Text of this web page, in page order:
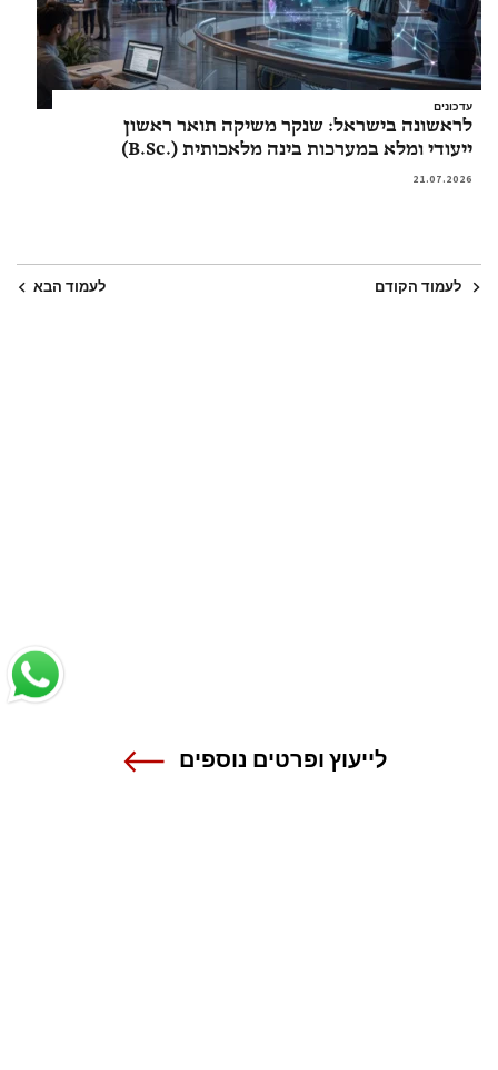
עדכונים
לראשונה בישראל: שנקר משיקה תואר ראשון
ייעודי ומלא במערכות בינה מלאכותית (.B.Sc)
21.07.2026
לעמוד הקודם לעמוד הבא
לייעוץ ופרטים נוספים